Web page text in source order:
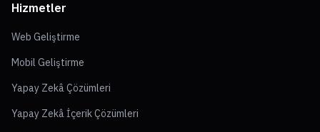
Hizmetler
Web Geliştirme
Mobil Geliştirme
Yapay Zekâ Çözümleri
Yapay Zekâ İçerik Çözümleri